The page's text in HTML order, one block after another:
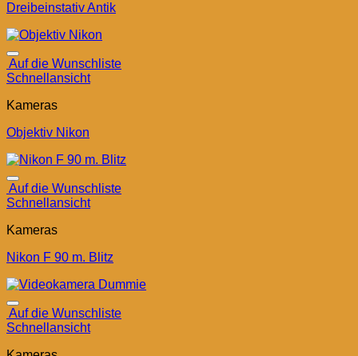
Dreibeinstativ Antik
Auf die Wunschliste
Schnellansicht
Kameras
Objektiv Nikon
Auf die Wunschliste
Schnellansicht
Kameras
Nikon F 90 m. Blitz
Auf die Wunschliste
Schnellansicht